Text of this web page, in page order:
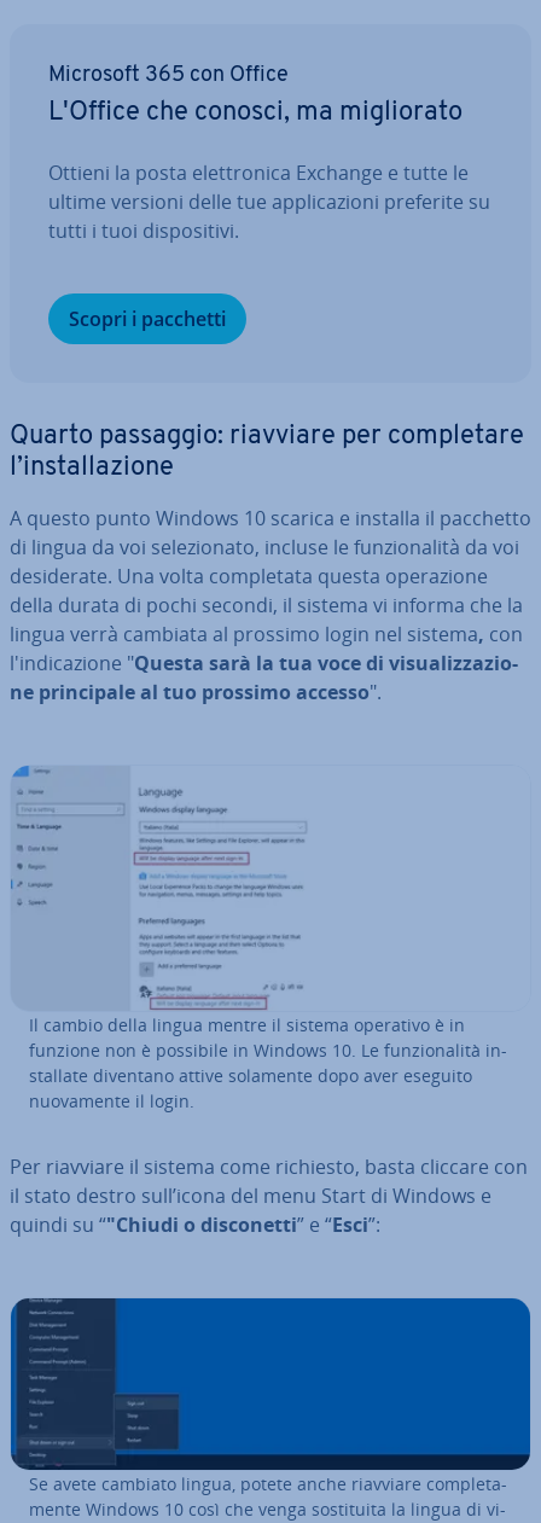
Microsoft 365 con Office
L'Office che conosci, ma mi­glio­ra­to
Ottieni la posta elet­tro­ni­ca Exchange e tutte le
ultime versioni delle tue ap­pli­ca­zio­ni preferite su
tutti i tuoi di­spo­si­ti­vi.
Scopri i pacchetti
Quarto passaggio: riavviare per com­ple­ta­re
l’in­stal­la­zio­ne
A questo punto Windows 10 scarica e installa il pacchetto
di lingua da voi se­le­zio­na­to, incluse le fun­zio­na­li­tà da voi
de­si­de­ra­te. Una volta com­ple­ta­ta questa ope­ra­zio­ne
della durata di pochi secondi, il sistema vi informa che la
lingua verrà cambiata al prossimo login nel sistema, con
l'in­di­ca­zio­ne "Questa sarà la tua voce di vi­sua­liz­za­zio­
ne prin­ci­pa­le al tuo prossimo accesso".
Il cambio della lingua mentre il sistema operativo è in
funzione non è possibile in Windows 10. Le fun­zio­na­li­tà in­
stal­la­te diventano attive solamente dopo aver eseguito
nuo­va­men­te il login.
Per riavviare il sistema come richiesto, basta cliccare con
il stato destro sull’icona del menu Start di Windows e
quindi su “"Chiudi o di­sco­net­ti” e “Esci”:
Se avete cambiato lingua, potete anche riavviare com­ple­ta­
men­te Windows 10 così che venga so­sti­tui­ta la lingua di vi­